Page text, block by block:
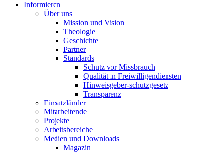
Informieren
Über uns
Mission und Vision
Theologie
Geschichte
Partner
Standards
Schutz vor Missbrauch
Qualität in Freiwilligendiensten
Hinweisgeber-schutzgesetz
Transparenz
Einsatzländer
Mitarbeitende
Projekte
Arbeitsbereiche
Medien und Downloads
Magazin